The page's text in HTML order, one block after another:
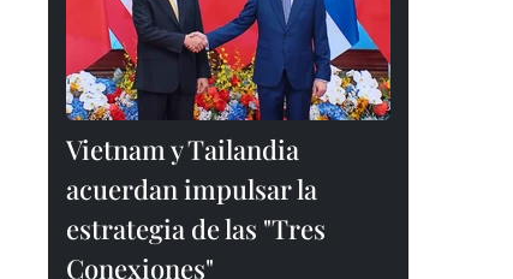
Vietnam y Tailandia
acuerdan impulsar la
estrategia de las "Tres
Conexiones"